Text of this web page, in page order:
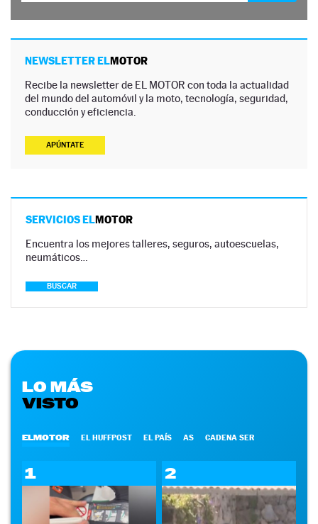
NEWSLETTER ELMOTOR
Recibe la newsletter de EL MOTOR con toda la actualidad
del mundo del automóvil y la moto, tecnología, seguridad,
conducción y eficiencia.
APÚNTATE
SERVICIOS ELMOTOR
Encuentra los mejores talleres, seguros, autoescuelas,
neumáticos…
BUSCAR
LO MÁS
VISTO
ELMOTOR EL HUFFPOST EL PAÍS AS CADENA SER
1 2